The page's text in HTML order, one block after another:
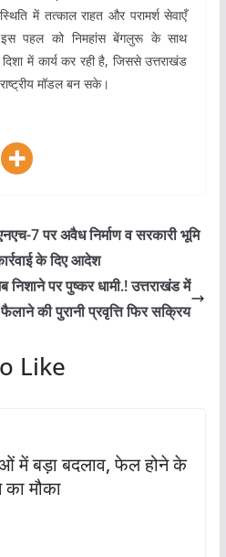
में तत्काल राहत और परामर्श सेवाएँ
इस पहल को निमहांस बेंगलुरू के साथ
में कार्य कर रही है, जिससे उत्तराखंड
मॉडल बन सके।
7 पर अवैध निर्माण व सरकारी भूमि
के दिए आदेश
निशाने पर पुष्कर धामी.! उत्तराखंड में
की पुरानी प्रवृत्ति फिर सक्रिय
Like
में बड़ा बदलाव, फेल होने के
का मौका